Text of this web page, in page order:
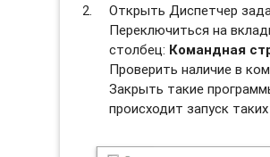
Открыть Диспетчер
Переключиться на
столбец: Командная
Проверить наличие в
Закрыть такие
происходит запуск